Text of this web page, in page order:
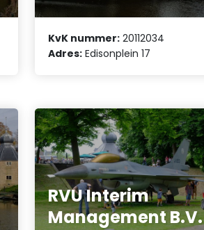
KvK nummer: 20112034
Adres: Edisonplein 17
RVU Interim
Management B.V.